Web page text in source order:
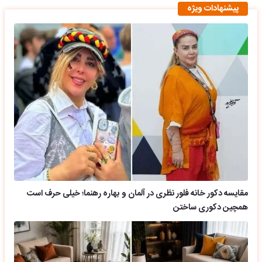
پیشنهادات ویژه
مقایسه دکور خانه فلور نظری در آلمان و بهاره رهنما؛ خیلی حرف است
همچین دکوری ساختن